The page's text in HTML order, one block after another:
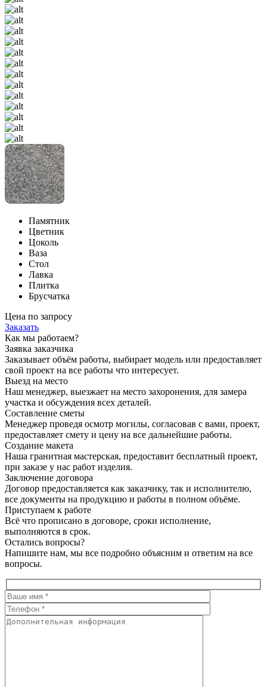
Памятник
Цветник
Цоколь
Ваза
Стол
Лавка
Плитка
Брусчатка
Цена по запросу
Заказать
Как мы работаем?
Заявка заказчика
Заказывает объём работы, выбирает модель или предоставляет
свой проект на все работы что интересует.
Выезд на место
Наш менеджер, выезжает на место захоронения, для замера
участка и обсуждения всех деталей.
Составление сметы
Менеджер проведя осмотр могилы, согласовав с вами, проект,
предоставляет смету и цену на все дальнейшие работы.
Создание макета
Наша гранитная мастерская, предоставит бесплатный проект,
при заказе у нас работ изделия.
Заключение договора
Договор предоставляется как заказчику, так и исполнителю,
все документы на продукцию и работы в полном объёме.
Приступаем к работе
Всё что прописано в договоре, сроки исполнение,
выполняются в срок.
Остались вопросы?
Напишите нам, мы все подробно объясним и ответим на все
вопросы.